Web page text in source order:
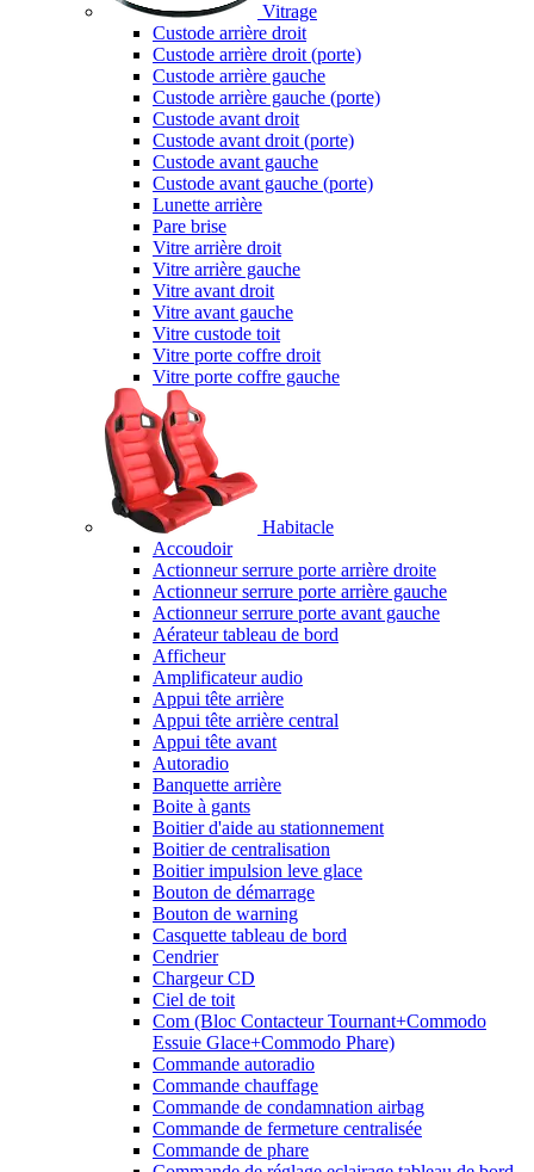
Vitrage
Custode arrière droit
Custode arrière droit (porte)
Custode arrière gauche
Custode arrière gauche (porte)
Custode avant droit
Custode avant droit (porte)
Custode avant gauche
Custode avant gauche (porte)
Lunette arrière
Pare brise
Vitre arrière droit
Vitre arrière gauche
Vitre avant droit
Vitre avant gauche
Vitre custode toit
Vitre porte coffre droit
Vitre porte coffre gauche
Habitacle
Accoudoir
Actionneur serrure porte arrière droite
Actionneur serrure porte arrière gauche
Actionneur serrure porte avant gauche
Aérateur tableau de bord
Afficheur
Amplificateur audio
Appui tête arrière
Appui tête arrière central
Appui tête avant
Autoradio
Banquette arrière
Boite à gants
Boitier d'aide au stationnement
Boitier de centralisation
Boitier impulsion leve glace
Bouton de démarrage
Bouton de warning
Casquette tableau de bord
Cendrier
Chargeur CD
Ciel de toit
Com (Bloc Contacteur Tournant+Commodo
Essuie Glace+Commodo Phare)
Commande autoradio
Commande chauffage
Commande de condamnation airbag
Commande de fermeture centralisée
Commande de phare